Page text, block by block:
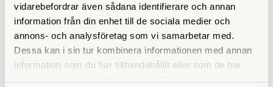
vidarebefordrar även sådana identifierare och annan
information från din enhet till de sociala medier och
annons- och analysföretag som vi samarbetar med.
Dessa kan i sin tur kombinera informationen med annan
information som du har tillhandahållit eller som de har